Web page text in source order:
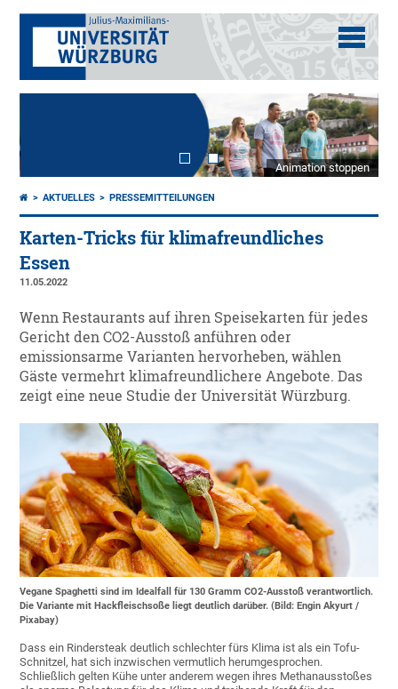
Animation stoppen
AKTUELLES PRESSEMITTEILUNGEN
Karten-Tricks für klimafreundliches
Essen
11.05.2022
Wenn Restaurants auf ihren Speisekarten für jedes
Gericht den CO2-Ausstoß anführen oder
emissionsarme Varianten hervorheben, wählen
Gäste vermehrt klimafreundlichere Angebote. Das
zeigt eine neue Studie der Universität Würzburg.
Vegane Spaghetti sind im Idealfall für 130 Gramm CO2-Ausstoß verantwortlich.
Die Variante mit Hackfleischsoße liegt deutlich darüber. (Bild: Engin Akyurt /
Pixabay)
Dass ein Rindersteak deutlich schlechter fürs Klima ist als ein Tofu-
Schnitzel, hat sich inzwischen vermutlich herumgesprochen.
Schließlich gelten Kühe unter anderem wegen ihres Methanausstoßes